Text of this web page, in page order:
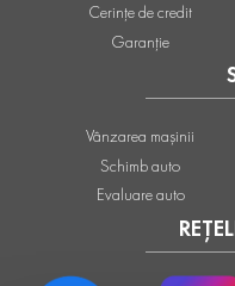
Vânzarea mașinii
Schimb auto
Evaluare auto
Cerințe de credit
Garanție